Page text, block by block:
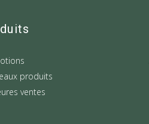
produits
ventes